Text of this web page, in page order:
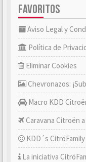
FAVORITOS
Aviso Legal y
Política de
Eliminar Cookies
Chevronazos:
Macro KDD
Caravana Citroën a
KDD´s CitröFamily
La iniciativa